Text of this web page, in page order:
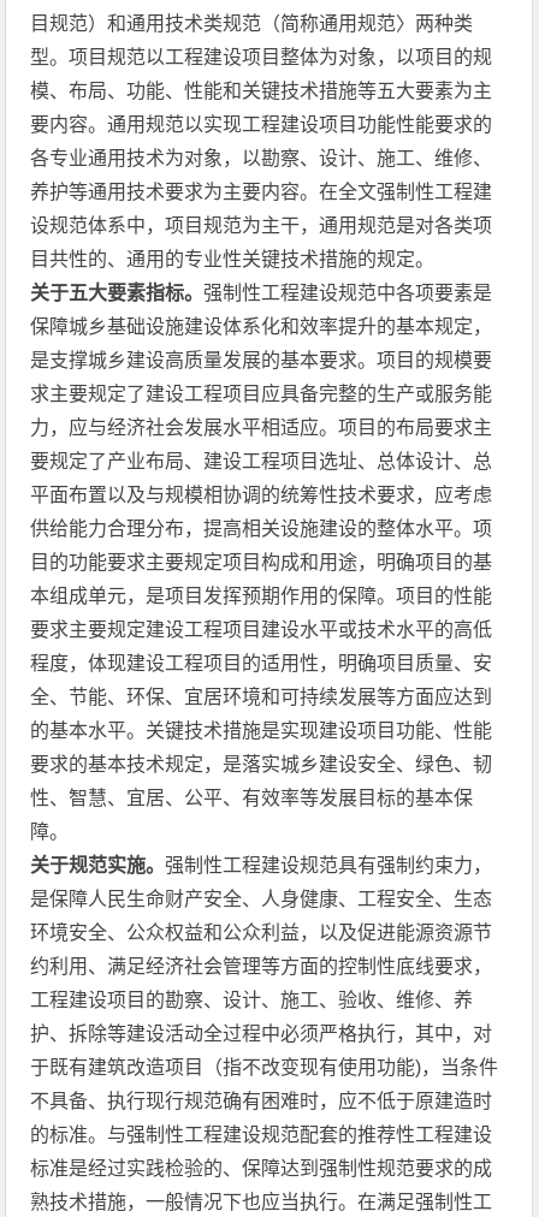
目规范）和通用技术类规范（简称通用规范〉两种类
型。项目规范以工程建设项目整体为对象，以项目的规
模、布局、功能、性能和关键技术措施等五大要素为主
要内容。通用规范以实现工程建设项目功能性能要求的
各专业通用技术为对象，以勘察、设计、施工、维修、
养护等通用技术要求为主要内容。在全文强制性工程建
设规范体系中，项目规范为主干，通用规范是对各类项
目共性的、通用的专业性关键技术措施的规定。
关于五大要素指标。强制性工程建设规范中各项要素是
保障城乡基础设施建设体系化和效率提升的基本规定，
是支撑城乡建设高质量发展的基本要求。项目的规模要
求主要规定了建设工程项目应具备完整的生产或服务能
力，应与经济社会发展水平相适应。项目的布局要求主
要规定了产业布局、建设工程项目选址、总体设计、总
平面布置以及与规模相协调的统筹性技术要求，应考虑
供给能力合理分布，提高相关设施建设的整体水平。项
目的功能要求主要规定项目构成和用途，明确项目的基
本组成单元，是项目发挥预期作用的保障。项目的性能
要求主要规定建设工程项目建设水平或技术水平的高低
程度，体现建设工程项目的适用性，明确项目质量、安
全、节能、环保、宜居环境和可持续发展等方面应达到
的基本水平。关键技术措施是实现建设项目功能、性能
要求的基本技术规定，是落实城乡建设安全、绿色、韧
性、智慧、宜居、公平、有效率等发展目标的基本保
障。
关于规范实施。强制性工程建设规范具有强制约束力，
是保障人民生命财产安全、人身健康、工程安全、生态
环境安全、公众权益和公众利益，以及促进能源资源节
约利用、满足经济社会管理等方面的控制性底线要求，
工程建设项目的勘察、设计、施工、验收、维修、养
护、拆除等建设活动全过程中必须严格执行，其中，对
于既有建筑改造项目（指不改变现有使用功能)，当条件
不具备、执行现行规范确有困难时，应不低于原建造时
的标准。与强制性工程建设规范配套的推荐性工程建设
标准是经过实践检验的、保障达到强制性规范要求的成
熟技术措施，一般情况下也应当执行。在满足强制性工